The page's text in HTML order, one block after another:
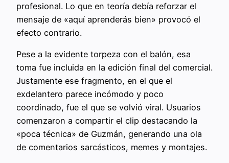
profesional. Lo que en teoría debía reforzar el
mensaje de «aquí aprenderás bien» provocó el
efecto contrario.
Pese a la evidente torpeza con el balón, esa
toma fue incluida en la edición final del comercial.
Justamente ese fragmento, en el que el
exdelantero parece incómodo y poco
coordinado, fue el que se volvió viral. Usuarios
comenzaron a compartir el clip destacando la
«poca técnica» de Guzmán, generando una ola
de comentarios sarcásticos, memes y montajes.